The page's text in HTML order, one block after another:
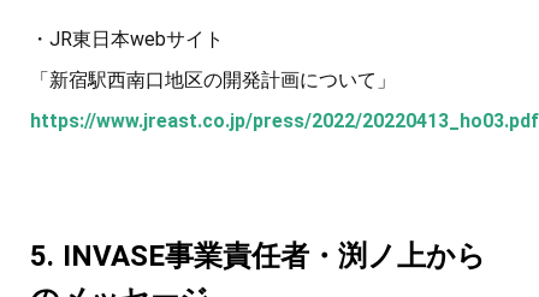
・JR東日本webサイト
「新宿駅西南口地区の開発計画について」
https://www.jreast.co.jp/press/2022/20220413_ho03.pdf
5. INVASE事業責任者・渕ノ上から